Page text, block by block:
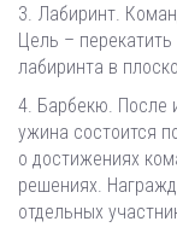
3. Лабиринт.
Цель –
лабиринта в
4. Барбекю. После
ужина состоится
о достижениях
решениях.
отдельных